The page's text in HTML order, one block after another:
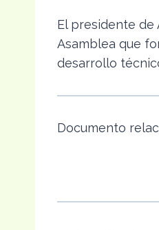
El presidente de
Asamblea que
desarrollo
Documento